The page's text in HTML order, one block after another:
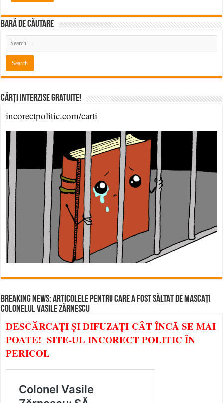
BARĂ DE CĂUTARE
Cărți Interzise Gratuite!
incorectpolitic.com/carti
BREAKING NEWS: ARTICOLELE PENTRU CARE A FOST SĂLTAT DE MASCAȚI
COLONELUL VASILE ZĂRNESCU
DESCĂRCAȚI ȘI DIFUZAȚI CÂT ÎNCĂ SE MAI
POATE! SITE-UL INCORECT POLITIC ÎN
PERICOL